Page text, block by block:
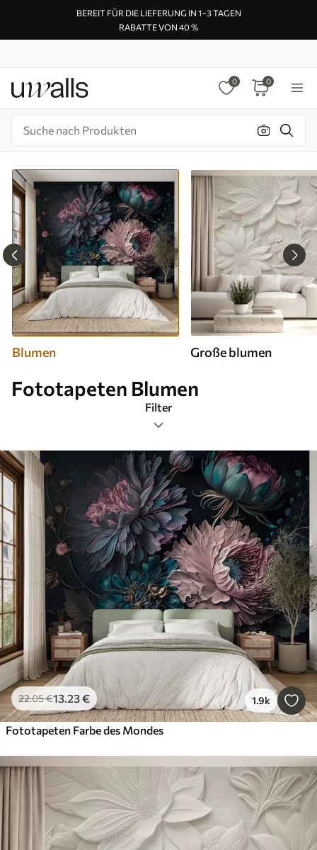
BEREIT FÜR DIE LIEFERUNG IN 1–3 TAGEN
RABATTE VON 40 %
0 0
Blumen Große blumen
Fototapeten Blumen
Filter
Tags
Bildformat
Farbpalette
Smart
Alle Filter löschen
22.05€13.23€ 1.9k
Fototapeten Farbe des Mondes